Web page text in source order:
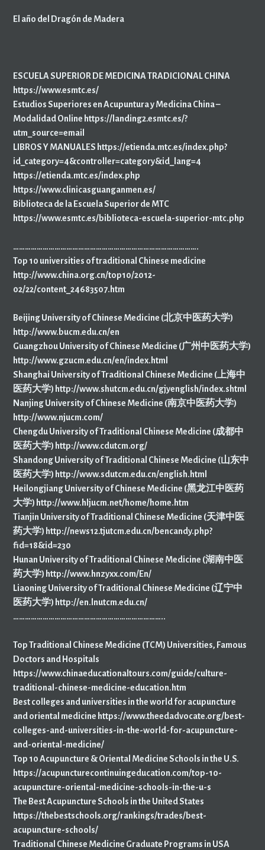
El año del Dragón de Madera
ESCUELA SUPERIOR DE MEDICINA TRADICIONAL CHINA
https://www.esmtc.es/
Estudios Superiores en Acupuntura y Medicina China –
Modalidad Online https://landing2.esmtc.es/?
utm_source=email
LIBROS Y MANUALES https://etienda.mtc.es/index.php?
id_category=4&controller=category&id_lang=4
https://etienda.mtc.es/index.php
https://www.clinicasguanganmen.es/
Biblioteca de la Escuela Superior de MTC
https://www.esmtc.es/biblioteca-escuela-superior-mtc.php
………………………………………………………………………………….
Top 10 universities of traditional Chinese medicine
http://www.china.org.cn/top10/2012-
02/22/content_24683507.htm
Beijing University of Chinese Medicine (北京中医药大学)
http://www.bucm.edu.cn/en
Guangzhou University of Chinese Medicine (广州中医药大学)
http://www.gzucm.edu.cn/en/index.html
Shanghai University of Traditional Chinese Medicine (上海中
医药大学) http://www.shutcm.edu.cn/gjyenglish/index.shtml
Nanjing University of Chinese Medicine (南京中医药大学)
http://www.njucm.com/
Chengdu University of Traditional Chinese Medicine (成都中
医药大学) http://www.cdutcm.org/
Shandong University of Traditional Chinese Medicine (山东中
医药大学) http://www.sdutcm.edu.cn/english.html
Heilongjiang University of Chinese Medicine (黑龙江中医药
大学) http://www.hljucm.net/home/home.htm
Tianjin University of Traditional Chinese Medicine (天津中医
药大学) http://news12.tjutcm.edu.cn/bencandy.php?
fid=18&id=230
Hunan University of Traditional Chinese Medicine (湖南中医
药大学) http://www.hnzyxx.com/En/
Liaoning University of Traditional Chinese Medicine (辽宁中
医药大学) http://en.lnutcm.edu.cn/
…………………………………………………………………..
Top Traditional Chinese Medicine (TCM) Universities, Famous
Doctors and Hospitals
https://www.chinaeducationaltours.com/guide/culture-
traditional-chinese-medicine-education.htm
Best colleges and universities in the world for acupuncture
and oriental medicine https://www.theedadvocate.org/best-
colleges-and-universities-in-the-world-for-acupuncture-
and-oriental-medicine/
Top 10 Acupuncture & Oriental Medicine Schools in the U.S.
https://acupuncturecontinuingeducation.com/top-10-
acupuncture-oriental-medicine-schools-in-the-u-s
The Best Acupuncture Schools in the United States
https://thebestschools.org/rankings/trades/best-
acupuncture-schools/
Traditional Chinese Medicine Graduate Programs in USA